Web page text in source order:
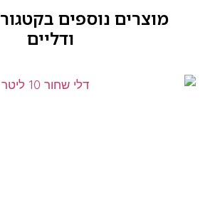
מוצרים נוספים בקטגוריית
ודליים